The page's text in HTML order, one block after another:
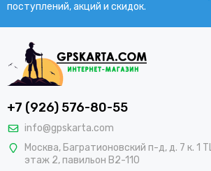
поступлений, акций и скидок.
+7 (926) 576-80-55
info@gpskarta.com
Москва, Багратионовский п-д, д. 7 к. 1
этаж 2, павильон B2-110